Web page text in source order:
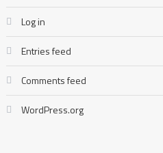
Log in
Entries feed
Comments feed
WordPress.org